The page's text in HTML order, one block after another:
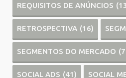
REQUISITOS DE ANÚNCIOS
RETROSPECTIVA (16)
SEGMENTOS DO MERCADO
SOCIAL ADS (41) SOCIAL